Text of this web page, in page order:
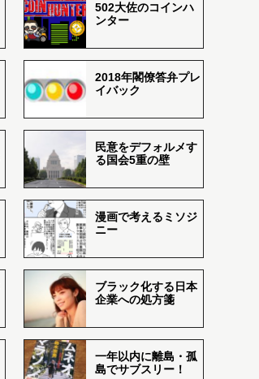
502大佐のコインハ
ンター
2018年閣僚答弁プレ
イバック
民意をデフォルメす
る国会5重の壁
漫画で考えるミソジ
ニー
ブラック化する日本
企業への処方箋
一年以内に離島・孤
島でサブスリー！